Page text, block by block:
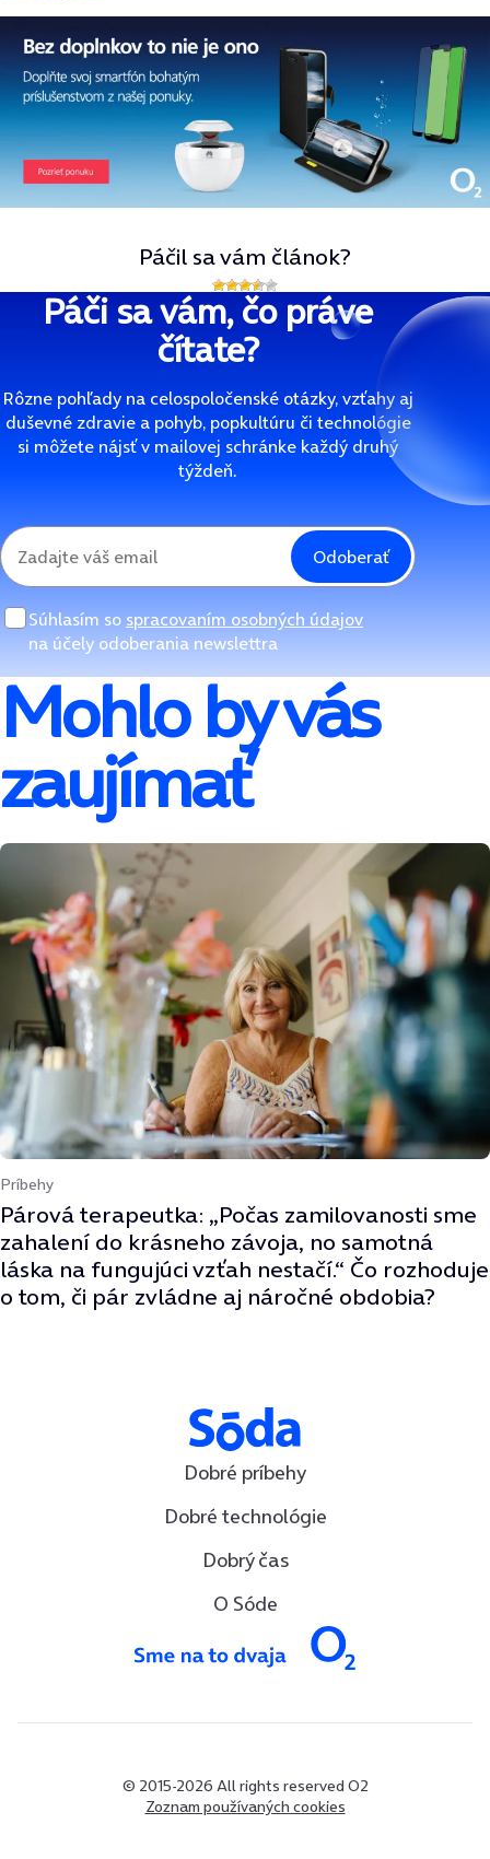
Páčil sa vám článok?
Páči sa vám, čo práve
čítate?
Rôzne pohľady na celospoločenské otázky, vzťahy aj
duševné zdravie a pohyb, popkultúru či technológie
si môžete nájsť v mailovej schránke každý druhý
týždeň.
Odoberať
Súhlasím so spracovaním osobných údajov
na účely odoberania newslettra
Mohlo by vás
zaujímať
Príbehy
Párová terapeutka: „Počas zamilovanosti sme
zahalení do krásneho závoja, no samotná
láska na fungujúci vzťah nestačí.“ Čo rozhoduje
o tom, či pár zvládne aj náročné obdobia?
Dobré príbehy
Dobré technológie
Dobrý čas
O Sóde
© 2015-2026 All rights reserved O2
Zoznam používaných cookies